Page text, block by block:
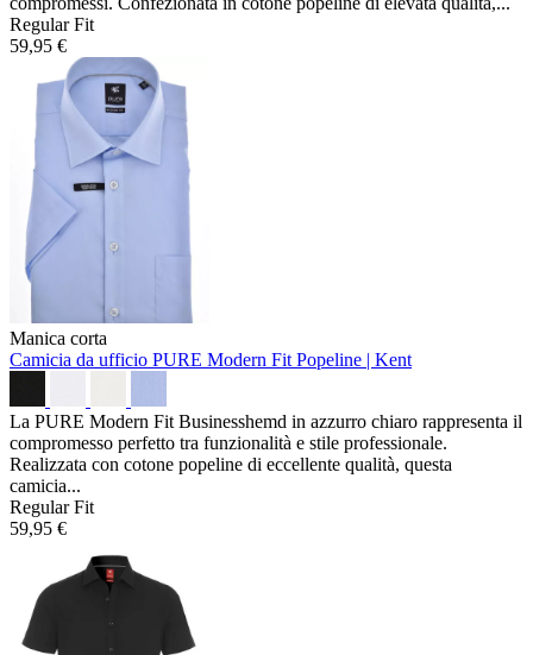
Regular Fit
59,95 €
Manica corta
Camicia da ufficio PURE Modern Fit Popeline | Kent
La PURE Modern Fit Businesshemd in azzurro chiaro rappresenta il
compromesso perfetto tra funzionalità e stile professionale.
Realizzata con cotone popeline di eccellente qualità, questa
camicia...
Regular Fit
59,95 €